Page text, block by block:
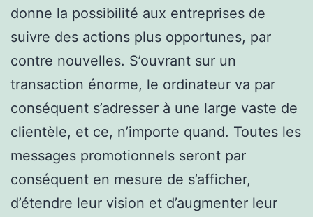
donne la possibilité aux entreprises de
suivre des actions plus opportunes, par
contre nouvelles. S’ouvrant sur un
transaction énorme, le ordinateur va par
conséquent s’adresser à une large vaste de
clientèle, et ce, n’importe quand. Toutes les
messages promotionnels seront par
conséquent en mesure de s’afficher,
d’étendre leur vision et d’augmenter leur